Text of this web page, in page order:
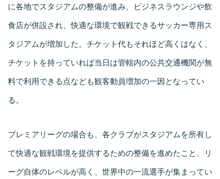
に各地でスタジアムの整備が進み、ビジネスラウンジや飲
食店が併設され、快適な環境で観戦できるサッカー専用ス
タジアムが増加した。チケット代もそれほど高くはなく、
チケットを持っていれば当日は管轄内の公共交通機関が無
料で利用できる点なども観客動員増加の一因となってい
る。
プレミアリーグの場合も、各クラブがスタジアムを所有し
て快適な観戦環境を提供するための整備を進めたこと、リ
ーグ自体のレベルが高く、世界中の一流選手が集まってい